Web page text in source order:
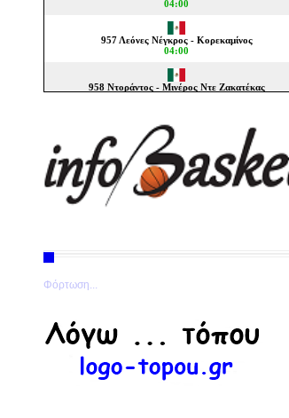
Φόρτωση...